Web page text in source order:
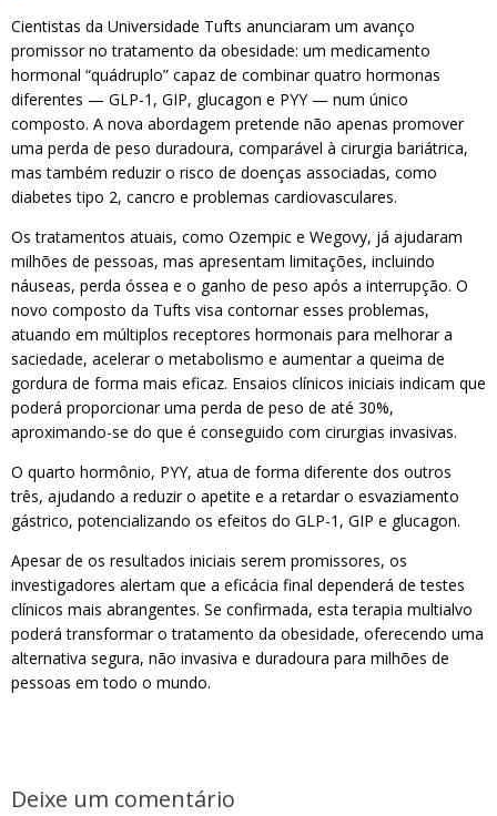
Cientistas da Universidade Tufts anunciaram um avanço
promissor no tratamento da obesidade: um medicamento
hormonal “quádruplo” capaz de combinar quatro hormonas
diferentes — GLP-1, GIP, glucagon e PYY — num único
composto. A nova abordagem pretende não apenas promover
uma perda de peso duradoura, comparável à cirurgia bariátrica,
mas também reduzir o risco de doenças associadas, como
diabetes tipo 2, cancro e problemas cardiovasculares.
Os tratamentos atuais, como Ozempic e Wegovy, já ajudaram
milhões de pessoas, mas apresentam limitações, incluindo
náuseas, perda óssea e o ganho de peso após a interrupção. O
novo composto da Tufts visa contornar esses problemas,
atuando em múltiplos receptores hormonais para melhorar a
saciedade, acelerar o metabolismo e aumentar a queima de
gordura de forma mais eficaz. Ensaios clínicos iniciais indicam que
poderá proporcionar uma perda de peso de até 30%,
aproximando-se do que é conseguido com cirurgias invasivas.
O quarto hormônio, PYY, atua de forma diferente dos outros
três, ajudando a reduzir o apetite e a retardar o esvaziamento
gástrico, potencializando os efeitos do GLP-1, GIP e glucagon.
Apesar de os resultados iniciais serem promissores, os
investigadores alertam que a eficácia final dependerá de testes
clínicos mais abrangentes. Se confirmada, esta terapia multialvo
poderá transformar o tratamento da obesidade, oferecendo uma
alternativa segura, não invasiva e duradoura para milhões de
pessoas em todo o mundo.
Deixe um comentário